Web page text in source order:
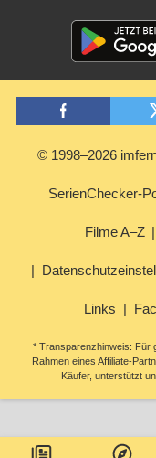
© 1998–2026
SerienChecker-
Filme A–Z
Links
* Transparenzhinweis: Für
Rahmen eines Affiliate-
Käufer, unterstützt